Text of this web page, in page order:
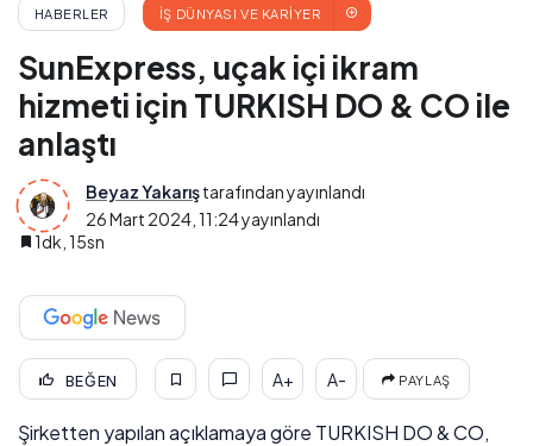
HABERLER İŞ DÜNYASI VE KARIYER
SunExpress, uçak içi ikram
hizmeti için TURKISH DO & CO ile
anlaştı
Beyaz Yakarıştarafından yayınlandı
26 Mart 2024, 11:24yayınlandı
1dk, 15sn
BEĞEN A+ A- PAYLAŞ
Şirketten yapılan açıklamaya göre TURKISH DO & CO,